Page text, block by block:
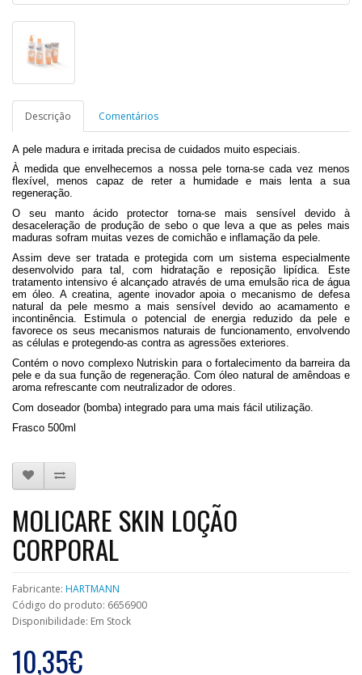
Descrição Comentários
A pele madura e irritada precisa de cuidados muito especiais.
À medida que envelhecemos a nossa pele torna-se cada vez menos
flexível, menos capaz de reter a humidade e mais lenta a sua
regeneração.
O seu manto ácido protector torna-se mais sensível devido à
desaceleração de produção de sebo o que leva a que as peles mais
maduras sofram muitas vezes de comichão e inflamação da pele.
Assim deve ser tratada e protegida com um sistema especialmente
desenvolvido para tal, com hidratação e reposição lipídica. Este
tratamento intensivo é alcançado através de uma emulsão rica de água
em óleo. A creatina, agente inovador apoia o mecanismo de defesa
natural da pele mesmo a mais sensível devido ao acamamento e
incontinência. Estimula o potencial de energia reduzido da pele e
favorece os seus mecanismos naturais de funcionamento, envolvendo
as células e protegendo-as contra as agressões exteriores.
Contém o novo complexo Nutriskin para o fortalecimento da barreira da
pele e da sua função de regeneração. Com óleo natural de amêndoas e
aroma refrescante com neutralizador de odores.
Com doseador (bomba) integrado para uma mais fácil utilização.
Frasco 500ml
MOLICARE SKIN LOÇÃO
CORPORAL
Fabricante: HARTMANN
Código do produto: 6656900
Disponibilidade: Em Stock
10,35€